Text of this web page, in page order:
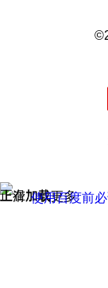
正在加载
上滑加载更多
使用百度前